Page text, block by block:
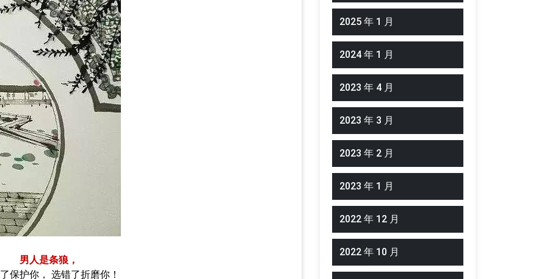
男人是条狼，
保护你， 选错了折磨你！
2025 年 1 月
2024 年 1 月
2023 年 4 月
2023 年 3 月
2023 年 2 月
2023 年 1 月
2022 年 12 月
2022 年 10 月